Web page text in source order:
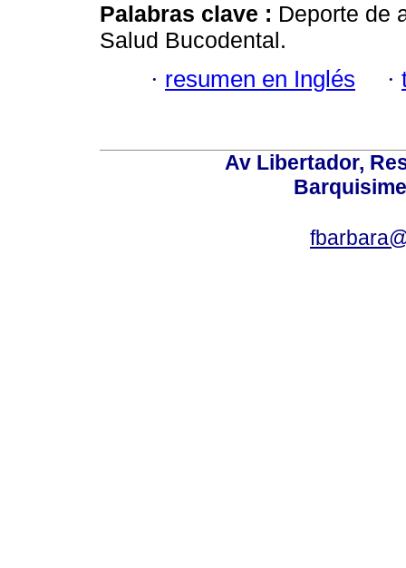
Palabras clave : Deporte de
Salud Bucodental.
· resumen en Inglés ·
Av Libertador,